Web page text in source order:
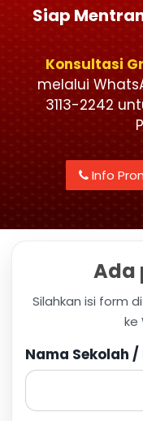
Siap
Konsultasi
melalui
3113-2242
Info
Ada
Silahkan isi form
ke
Nama Sekolah